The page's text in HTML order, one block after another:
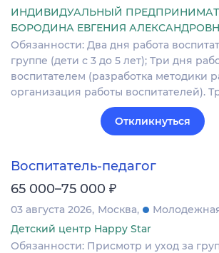
ИНДИВИДУАЛЬНЫЙ
БОРОДИНА ЕВГЕНИЯ
Обязанности: Два дня работа
группе (дети с 3 до 5 лет); Три дня
воспитателем (разработка методики
организация работы воспитателей).
Откликнуться
Воспитатель-педагог
65 000–75 000 ₽
03 августа 2026 Москва
Детский центр Happy Star
Обязанности: Присмотр и уход за